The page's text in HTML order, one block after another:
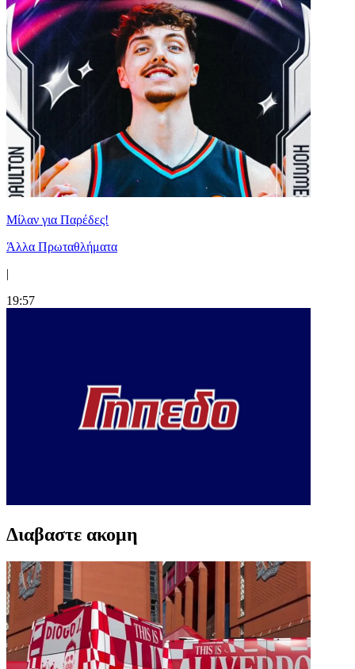
Μίλαν για Παρέδες!
Άλλα Πρωταθλήματα
|
19:57
Διαβαστε ακομη